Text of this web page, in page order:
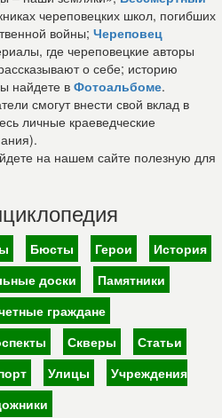
череповецких школ, погибших
войны; Череповец
где череповецкие авторы
о себе; историю
найдете в Фотоальбоме.
смогут внести свой вклад в
личные краеведческие
на нашем сайте полезную для
Бюсты Герои
История
доски
Памятники
граждане
Скверы
Статьи
Улицы
Учреждения